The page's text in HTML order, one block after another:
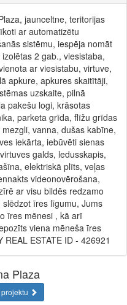
jaunceltne, teritorijas
ar automatizētu
sistēmu, iespēja nomāt
2 gab., viesistaba,
ar viesistabu, virtuve,
apkure, apkures skaitītāji,
uzskaite, pilnā
pakešu logi, krāsotas
parketa grīda, flīžu grīdas
vanna, dušas kabīne,
iekārta, iebūvēti sienas
galds, ledusskapis,
elektriskā plīts, veļas
videonovērošana,
ar visu bildēs redzamo
īres līgumu, Jums
īres mēnesi , kā arī
viena mēneša īres
ESTATE ID - 426921
Plaza